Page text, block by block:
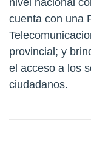
cuenta con una
provincial; y
el acceso a los
ciudadanos.